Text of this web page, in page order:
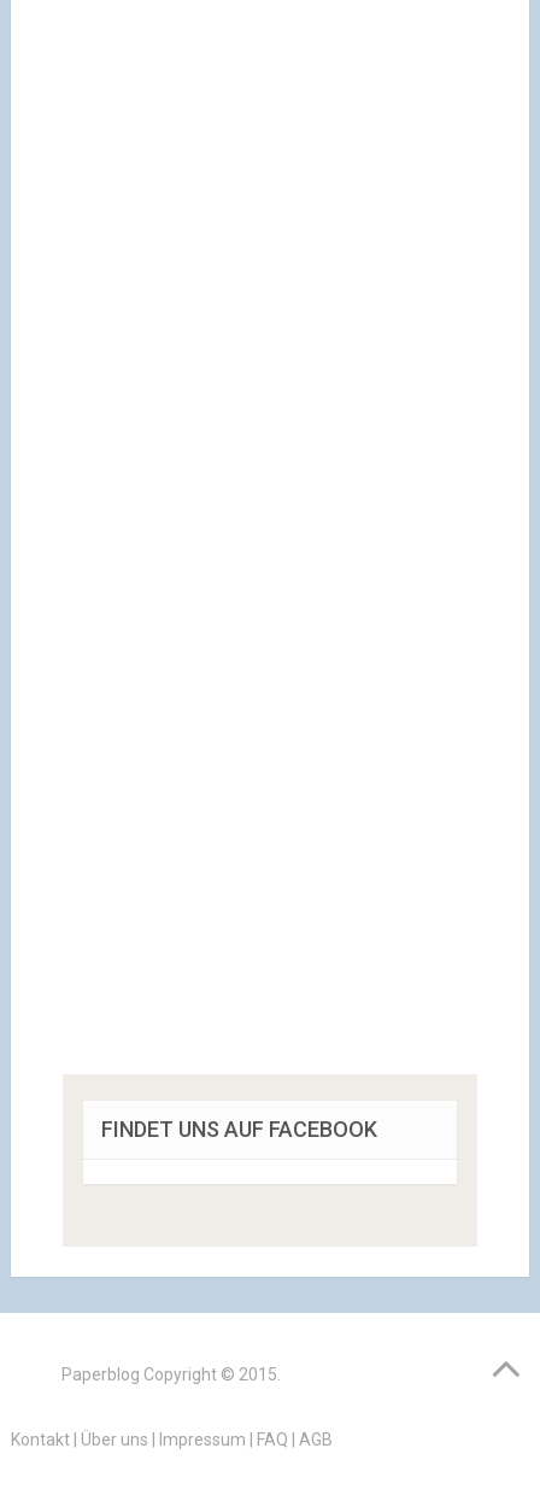
FINDET UNS AUF FACEBOOK
Paperblog Copyright © 2015.
Kontakt| Über uns Impressum FAQ AGB